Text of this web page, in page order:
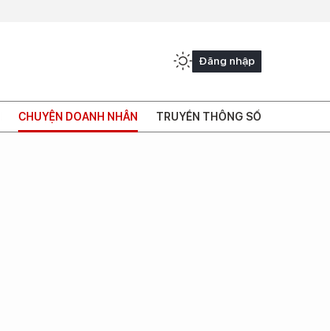
Đăng nhập
CHUYỆN DOANH NHÂN TRUYỀN THÔNG SỐ